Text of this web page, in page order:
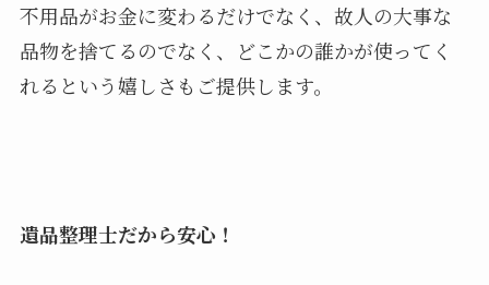
不用品がお金に変わるだけでなく、故人の大事な
品物を捨てるのでなく、どこかの誰かが使ってく
れるという嬉しさもご提供します。
遺品整理士だから安心！